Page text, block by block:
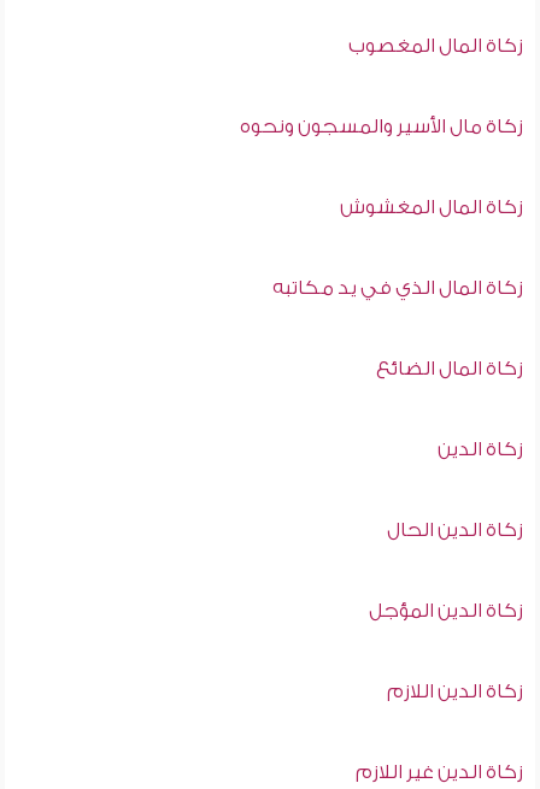
زكاة المال المغصوب
زكاة مال الأسير والمسجون ونحوه
زكاة المال المغشوش
زكاة المال الذي في يد مكاتبه
زكاة المال الضائع
زكاة الدين
زكاة الدين الحال
زكاة الدين المؤجل
زكاة الدين اللازم
زكاة الدين غير اللازم